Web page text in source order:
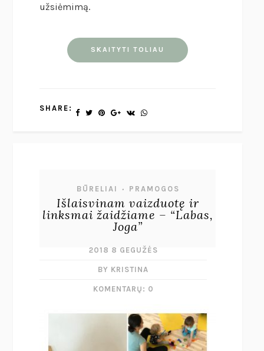
užsiėmimą.
SKAITYTI TOLIAU
SHARE:
BŪRELIAI • PRAMOGOS
Išlaisvinam vaizduotę ir
linksmai žaidžiame – “Labas,
Joga”
2018 8 GEGUŽĖS
BY KRISTINA
KOMENTARŲ: 0